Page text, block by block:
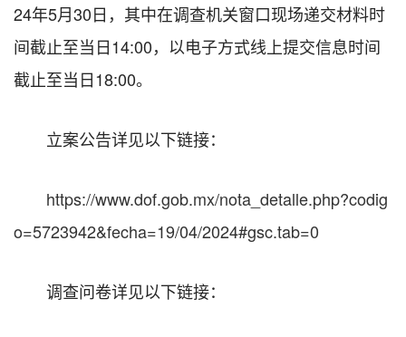
24年5月30日，其中在调查机关窗口现场递交材料时
间截止至当日14:00，以电子方式线上提交信息时间
截止至当日18:00。
立案公告详见以下链接：
https://www.dof.gob.mx/nota_detalle.php?codig
o=5723942&fecha=19/04/2024#gsc.tab=0
调查问卷详见以下链接：